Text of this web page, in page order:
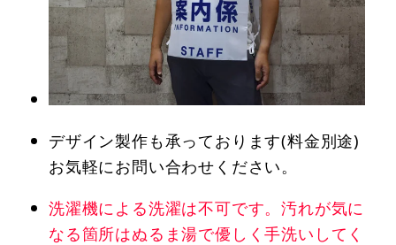
デザイン製作も承っております(料金別途)
お気軽にお問い合わせください。
洗濯機による洗濯は不可です。汚れが気に
なる箇所はぬるま湯で優しく手洗いしてく